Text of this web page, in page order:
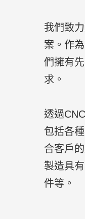
我們致
案。作
們擁有
求。
透過
包括各
合客戶
製造具
件等。